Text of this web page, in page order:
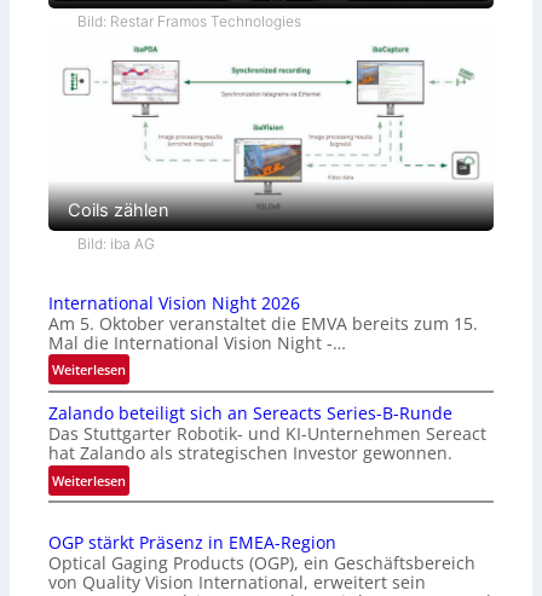
Bild: Restar Framos Technologies
Coils zählen
Bild: iba AG
International Vision Night 2026
Am 5. Oktober veranstaltet die EMVA bereits zum 15.
Mal die International Vision Night -…
Weiterlesen:
I
n
t
e
r
n
t
i
Zalando beteiligt sich an Sereacts Series-B-Runde
Das Stuttgarter Robotik- und KI-Unternehmen Sereact
hat Zalando als strategischen Investor gewonnen.
Weiterlesen:
Z
l
a
OGP stärkt Präsenz in EMEA-Region
Optical Gaging Products (OGP), ein Geschäftsbereich
von Quality Vision International, erweitert sein